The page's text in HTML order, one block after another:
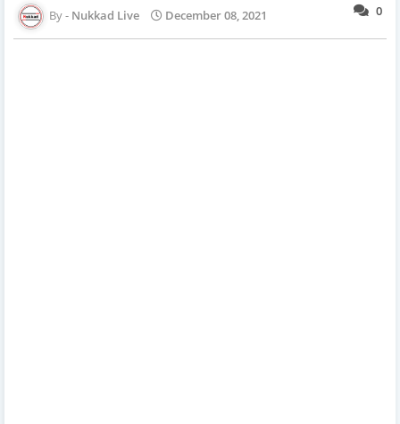
0
Nukkad Live December 08, 2021